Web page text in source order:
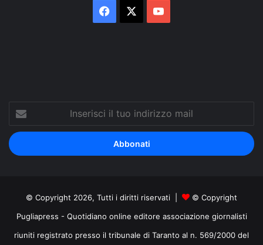
Facebook
tuo
indirizzo
mail
© Copyright 2026, Tutti i diritti riservati |
© Copyright
Pugliapress - Quotidiano online editore associazione giornalisti
riuniti registrato presso il tribunale di Taranto al n. 569/2000 del